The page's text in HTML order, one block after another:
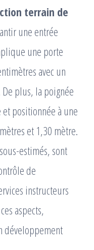
terrain de
une entrée
une porte
avec un
plus, la poignée
positionnée à une
et 1,30 mètre.
estimés, sont
de
instructeurs
aspects,
développement